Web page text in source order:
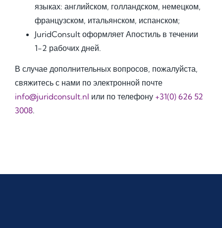
языках: английском, голландском, немецком,
французском, итальянском, испанском;
JuridConsult оформляет Апостиль в течении
1-2 рабочих дней.
В случае дополнительных вопросов, пожалуйста,
свяжитесь с нами по электронной почте
info@juridconsult.nl или по телефону +31(0) 626 52
3008.